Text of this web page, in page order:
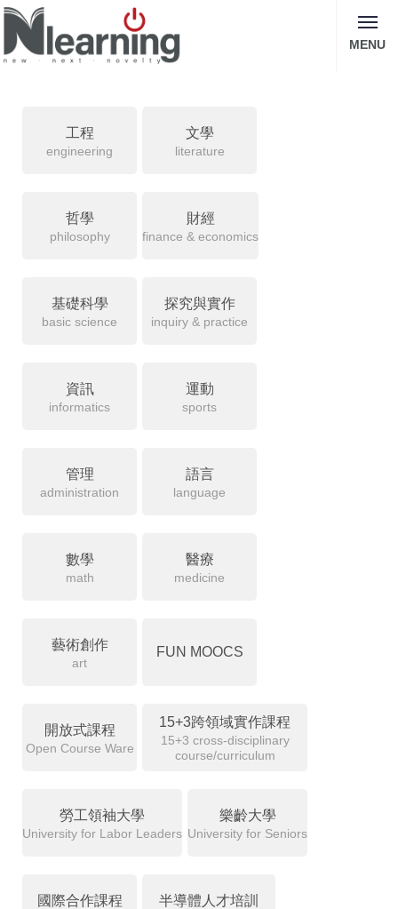
MENU
工程
engineering
文學
literature
哲學
philosophy
財經
finance & economics
基礎科學
basic science
探究與實作
inquiry & practice
資訊
informatics
運動
sports
管理
administration
語言
language
數學
math
醫療
medicine
藝術創作
art
FUN MOOCS
開放式課程
Open Course Ware
15+3跨領域實作課程
15+3 cross-disciplinary
course/curriculum
勞工領袖大學
University for Labor Leaders
樂齡大學
University for Seniors
國際合作課程 半導體人才培訓